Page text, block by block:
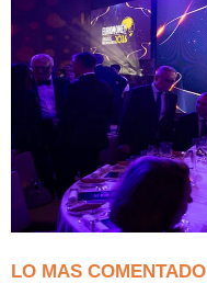
LO MAS COMENTADO